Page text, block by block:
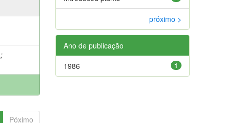
;
Póximo
próximo >
Ano de publicação
1
1986